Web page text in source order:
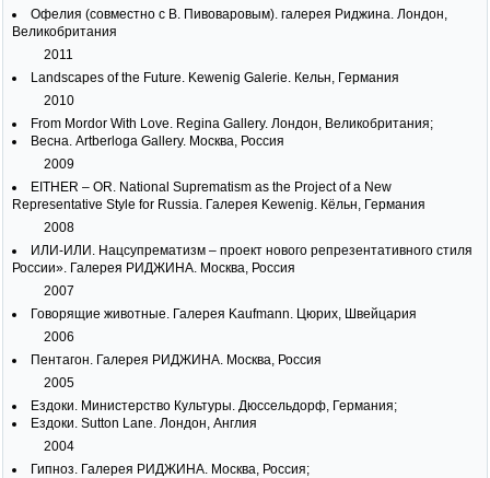
Офелия (совместно с В. Пивоваровым). галерея Риджина. Лондон,
Великобритания
2011
Landscapes of the Future. Kewenig Galerie. Кельн, Германия
2010
From Mordor With Love. Regina Gallery. Лондон, Великобритания;
Весна. Artberloga Gallery. Москва, Россия
2009
EITHER – OR. National Suprematism as the Project of a New
Representative Style for Russia. Галерея Kewenig. Кёльн, Германия
2008
ИЛИ-ИЛИ. Нацсупрематизм – проект нового репрезентативного стиля
России». Галерея РИДЖИНА. Москва, Россия
2007
Говорящие животные. Галерея Kaufmann. Цюрих, Швейцария
2006
Пентагон. Галерея РИДЖИНА. Москва, Россия
2005
Ездоки. Министерство Культуры. Дюссельдорф, Германия;
Ездоки. Sutton Lane. Лондон, Англия
2004
Гипноз. Галерея РИДЖИНА. Москва, Россия;